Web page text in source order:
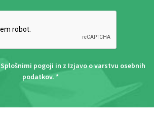
Splošnimi pogoji in z Izjavo o varstvu osebnih
podatkov. *